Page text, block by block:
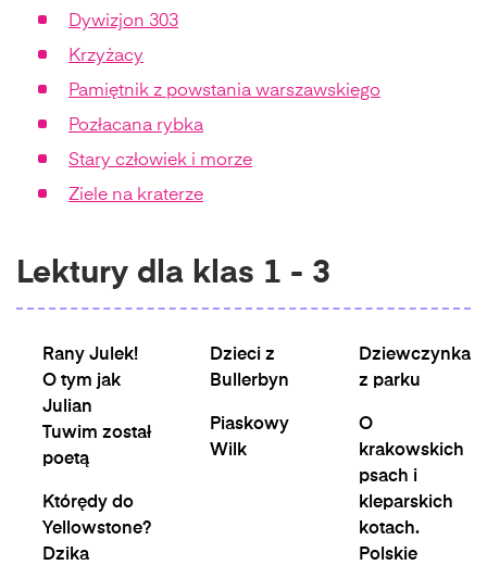
Dywizjon 303
Krzyżacy
Pamiętnik z powstania warszawskiego
Pozłacana rybka
Stary człowiek i morze
Ziele na kraterze
Lektury dla klas 1 - 3
Rany Julek!
O tym jak
Julian
Tuwim został
poetą
Którędy do
Yellowstone?
Dzika
Dzieci z
Bullerbyn
Piaskowy
Wilk
Dziewczynka
z parku
O
krakowskich
psach i
kleparskich
kotach.
Polskie